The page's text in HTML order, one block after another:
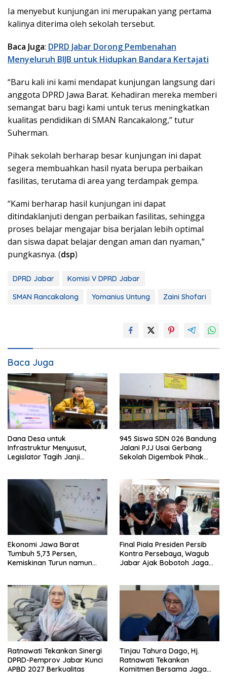
Ia menyebut kunjungan ini merupakan yang pertama
kalinya diterima oleh sekolah tersebut.
Baca Juga: DPRD Jabar Dorong Pembenahan
Menyeluruh BIJB untuk Hidupkan Bandara Kertajati
“Baru kali ini kami mendapat kunjungan langsung dari
anggota DPRD Jawa Barat. Kehadiran mereka memberi
semangat baru bagi kami untuk terus meningkatkan
kualitas pendidikan di SMAN Rancakalong,” tutur
Suherman.
Pihak sekolah berharap besar kunjungan ini dapat
segera membuahkan hasil nyata berupa perbaikan
fasilitas, terutama di area yang terdampak gempa.
“Kami berharap hasil kunjungan ini dapat
ditindaklanjuti dengan perbaikan fasilitas, sehingga
proses belajar mengajar bisa berjalan lebih optimal
dan siswa dapat belajar dengan aman dan nyaman,”
pungkasnya. (dsp)
DPRD Jabar
Komisi V DPRD Jabar
SMAN Rancakalong
Yomanius Untung Zaini Shofari
Baca Juga
Dana Desa untuk
Infrastruktur Menyusut,
Legislator Tagih Janji
945 Siswa SDN 026 Bandung
Jalani PJJ Usai Gerbang
Sekolah Digembok Pihak
Ekonomi Jawa Barat
Tumbuh 5,73 Persen,
Kemiskinan Turun namun
Final Piala Presiden Persib
Kontra Persebaya, Wagub
Jabar Ajak Bobotoh Jaga
Ratnawati Tekankan Sinergi
DPRD-Pemprov Jabar Kunci
APBD 2027 Berkualitas
Tinjau Tahura Dago, Hj.
Ratnawati Tekankan
Komitmen Bersama Jaga